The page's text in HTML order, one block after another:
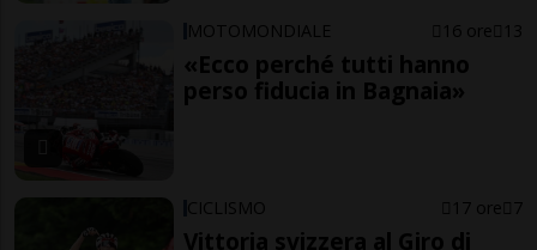
MOTOMONDIALE 16 ore 13
«Ecco perché tutti hanno
perso fiducia in Bagnaia»
CICLISMO 17 ore 7
Vittoria svizzera al Giro di